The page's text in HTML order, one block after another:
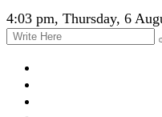
4:03 pm, Thursday, 6